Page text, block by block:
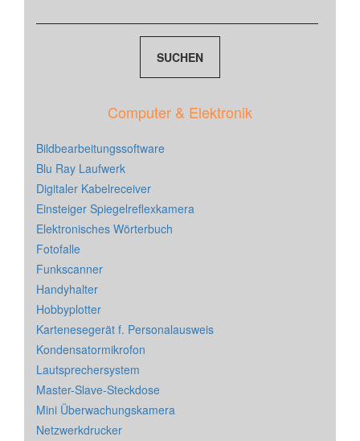
Computer & Elektronik
Bildbearbeitungssoftware
Blu Ray Laufwerk
Digitaler Kabelreceiver
Einsteiger Spiegelreflexkamera
Elektronisches Wörterbuch
Fotofalle
Funkscanner
Handyhalter
Hobbyplotter
Kartenesegerät f. Personalausweis
Kondensatormikrofon
Lautsprechersystem
Master-Slave-Steckdose
Mini Überwachungskamera
Netzwerkdrucker